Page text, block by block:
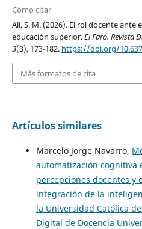
Cómo citar
Alí, S. M. (2026). El rol docente ante
educación superior.El Faro. Revista
3(3), 173-182. https://doi.org/
Más formatos de cita
Artículos similares
Marcelo Jorge Navarro,
automatización cognitiva
percepciones docentes y
integración de la
la Universidad Católica
Digital de Docencia